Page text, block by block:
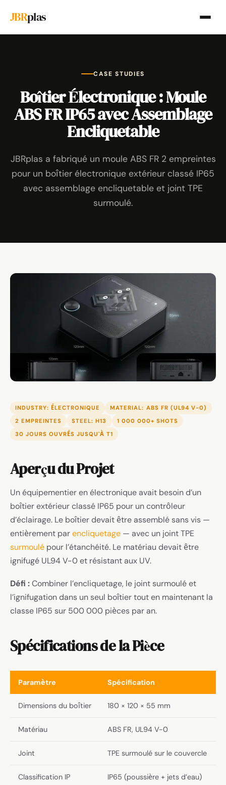
JBRplas
CASE STUDIES
Boîtier Électronique : Moule
ABS FR IP65 avec Assemblage
Encliquetable
JBRplas a fabriqué un moule ABS FR 2 empreintes
pour un boîtier électronique extérieur classé IP65
avec assemblage encliquetable et joint TPE
surmoulé.
INDUSTRY: ÉLECTRONIQUE
MATERIAL: ABS FR (UL94 V-0)
2 EMPREINTES
STEEL: H13
1 000 000+ SHOTS
30 JOURS OUVRÉS JUSQU'À T1
Aperçu du Projet
Un équipementier en électronique avait besoin d’un
boîtier extérieur classé IP65 pour un contrôleur
d’éclairage. Le boîtier devait être assemblé sans vis —
entièrement parencliquetage — avec un joint TPE
surmoulé pour l’étanchéité. Le matériau devait être
ignifugé UL94 V-0 et résistant aux UV.
Défi :Combiner l’encliquetage, le joint surmoulé et
l’ignifugation dans un seul boîtier tout en maintenant la
classe IP65 sur 500 000 pièces par an.
Spécifications de la Pièce
Paramètre Spécification
Dimensions du boîtier 180 × 120 × 55 mm
Matériau ABS FR, UL94 V-0
Joint TPE surmoulé sur le couvercle
Classification IP IP65 (poussière + jets d’eau)